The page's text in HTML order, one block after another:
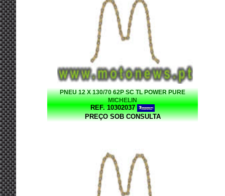
PNEU 12 X 130/70 62P SC TL POWER PURE
MICHELIN
REF. 10302037
PREÇO SOB CONSULTA